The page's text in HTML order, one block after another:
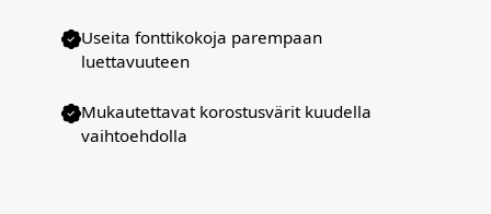
Useita fonttikokoja parempaan
luettavuuteen
Mukautettavat korostusvärit kuudella
vaihtoehdolla